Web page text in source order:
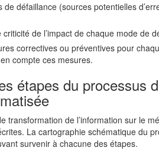
de défaillance (sources potentielles
de l’impact de chaque mode de
correctives ou préventives pour
compte ces mesures.
étapes du processus
transformation de l’information sur le
La cartographie schématique du
survenir à chacune des étapes.